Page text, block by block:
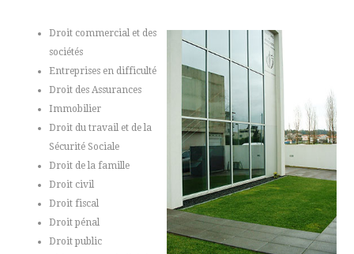
Droit commercial et des
sociétés
Entreprises en difficulté
Droit des Assurances
Immobilier
Droit du travail et de la
Sécurité Sociale
Droit de la famille
Droit civil
Droit fiscal
Droit pénal
Droit public